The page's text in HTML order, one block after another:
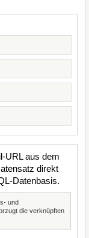
URL aus dem
direkt
Datenbasis.
und
die verknüpften